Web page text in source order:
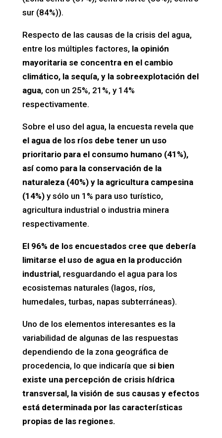
sur (84%)).
Respecto de las causas de la crisis del agua,
entre los múltiples factores, la opinión
mayoritaria se concentra en el cambio
climático, la sequía, y la sobreexplotación del
agua, con un 25%, 21%, y 14%
respectivamente.
Sobre el uso del agua, la encuesta revela que
el agua de los ríos debe tener un uso
prioritario para el consumo humano (41%),
así como para la conservación de la
naturaleza (40%) y la agricultura campesina
(14%)y sólo un 1% para uso turístico,
agricultura industrial o industria minera
respectivamente.
El 96% de los encuestados cree que debería
limitarse el uso de agua en la producción
industrial, resguardando el agua para los
ecosistemas naturales (lagos, ríos,
humedales, turbas, napas subterráneas).
Uno de los elementos interesantes es la
variabilidad de algunas de las respuestas
dependiendo de la zona geográfica de
procedencia, lo que indicaría que si bien
existe una percepción de crisis hídrica
transversal, la visión de sus causas y efectos
está determinada por las características
propias de las regiones.